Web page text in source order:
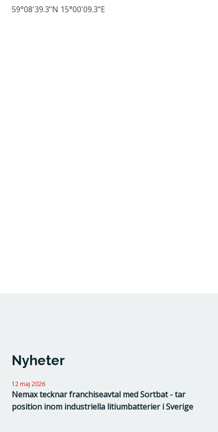
59°08'39.3"N 15°00'09.3"E
Nyheter
12 maj 2026
Nemax tecknar franchiseavtal med Sortbat - tar
position inom industriella litiumbatterier i Sverige